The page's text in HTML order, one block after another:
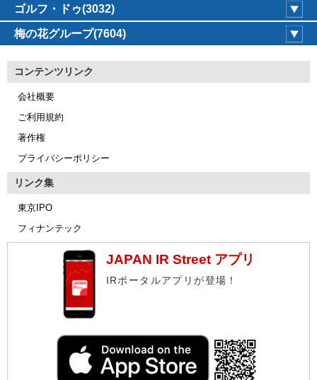
ゴルフ・ドゥ(3032)
梅の花グループ(7604)
コンテンツリンク
会社概要
ご利用規約
著作権
プライバシーポリシー
リンク集
東京IPO
フィナンテック
JAPAN IR Street アプリ
IRポータルアプリが登場！